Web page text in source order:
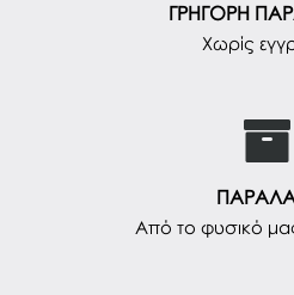
ΓΡΗΓΟΡΗ
Χωρίς
Από το φυσικό